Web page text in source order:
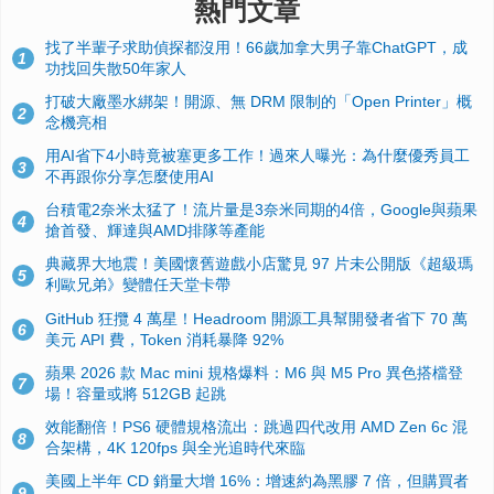
熱門文章
1
找了半輩子求助偵探都沒用！66歲加拿大男子靠ChatGPT，成
功找回失散50年家人
2
打破大廠墨水綁架！開源、無 DRM 限制的「Open Printer」概
念機亮相
3
用AI省下4小時竟被塞更多工作！過來人曝光：為什麼優秀員工
不再跟你分享怎麼使用AI
4
台積電2奈米太猛了！流片量是3奈米同期的4倍，Google與蘋果
搶首發、輝達與AMD排隊等產能
5
典藏界大地震！美國懷舊遊戲小店驚見 97 片未公開版《超級瑪
利歐兄弟》變體任天堂卡帶
6
GitHub 狂攬 4 萬星！Headroom 開源工具幫開發者省下 70 萬
美元 API 費，Token 消耗暴降 92%
7
蘋果 2026 款 Mac mini 規格爆料：M6 與 M5 Pro 異色搭檔登
場！容量或將 512GB 起跳
8
效能翻倍！PS6 硬體規格流出：跳過四代改用 AMD Zen 6c 混
合架構，4K 120fps 與全光追時代來臨
美國上半年 CD 銷量大增 16%：增速約為黑膠 7 倍，但購買者